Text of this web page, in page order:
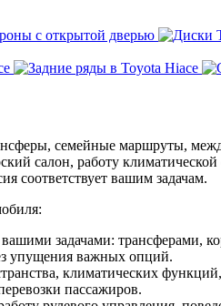
семейные маршруты,
салон, работу
соответствует вашим задачам.
задачами:
упущения важных опций.
климатических
пассажиров.